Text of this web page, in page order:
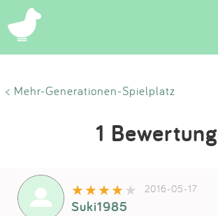
Suchen
Eintragen
< Mehr-Generationen-Spielplatz
1 Bewertung
2016-05-17
Suki1985